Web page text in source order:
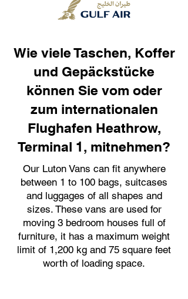
Wie viele Taschen, Koffer
und Gepäckstücke
können Sie vom oder
zum internationalen
Flughafen Heathrow,
Terminal 1, mitnehmen?
Our Luton Vans can fit anywhere
between 1 to 100 bags, suitcases
and luggages of all shapes and
sizes. These vans are used for
moving 3 bedroom houses full of
furniture, it has a maximum weight
limit of 1,200 kg and 75 square feet
worth of loading space.